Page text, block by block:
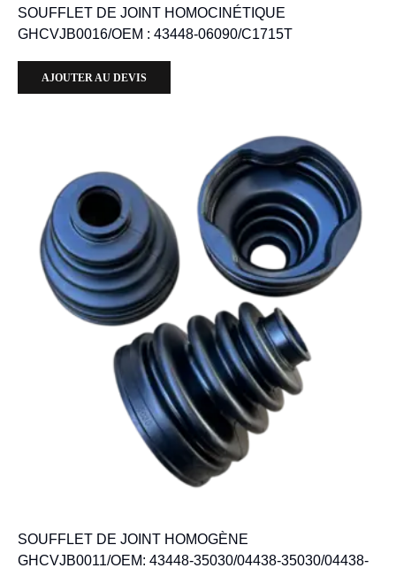
SOUFFLET DE JOINT HOMOCINÉTIQUE
GHCVJB0016/OEM : 43448-06090/C1715T
AJOUTER AU DEVIS
SOUFFLET DE JOINT HOMOGÈNE
GHCVJB0011/OEM: 43448-35030/04438-35030/04438-